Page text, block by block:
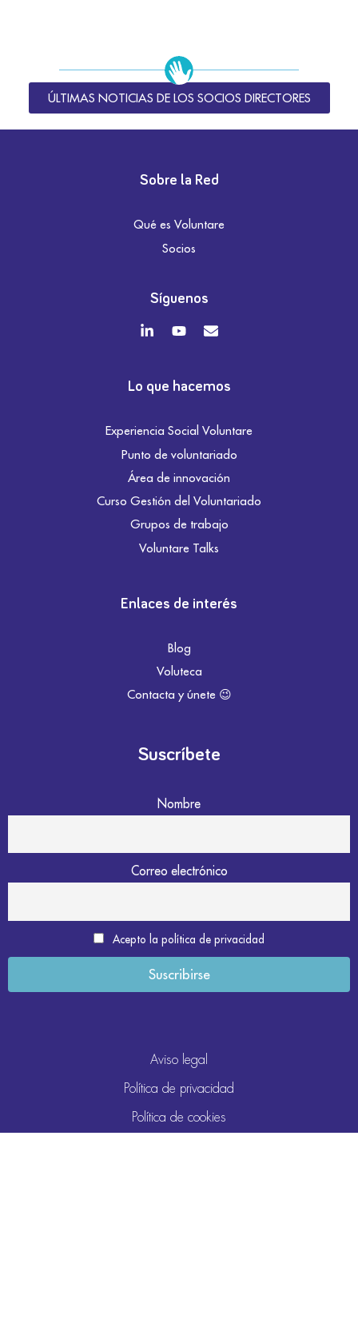
ÚLTIMAS NOTICIAS DE LOS SOCIOS DIRECTORES
Sobre la Red
Qué es Voluntare
Socios
Síguenos
Lo que hacemos
Experiencia Social Voluntare
Punto de voluntariado
Área de innovación
Curso Gestión del Voluntariado
Grupos de trabajo
Voluntare Talks
Enlaces de interés
Blog
Voluteca
Contacta y únete 😉
Suscríbete
Nombre
Correo electrónico
Acepto la política de privacidad
Aviso legal
Política de privacidad
Política de cookies